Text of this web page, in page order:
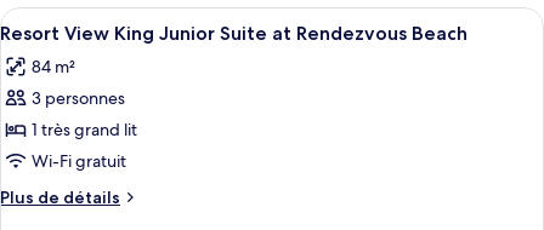
Junior
Suite
Rendezvous
Beach
type
de
Beachfront
Double
Suite
Rendezvous
Afficher
toutes
les
photos
pour
ce
type
de
Un balcon avec deux fauteuils en
4
Resort View King Junior Suite at Rendezvous Beach
84 m²
3 personnes
1 très grand lit
Wi-Fi gratuit
Plus de détails
Plus